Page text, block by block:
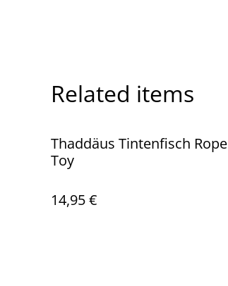
Related items
Thaddäus Tintenfisch Rope
Toy
14,95 €